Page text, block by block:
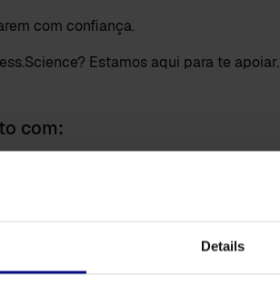
Details
com confiança.
Estamos aqui para te apoiar.
com: